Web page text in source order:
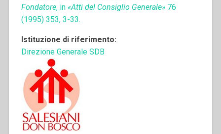
Fondatore, in «Atti del Consiglio Generale»76
(1995) 353, 3-33.
Istituzione di riferimento:
Direzione Generale SDB